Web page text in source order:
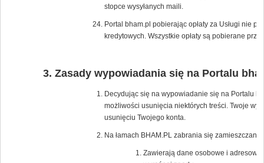
stopce wysyłanych maili.
Portal bham.pl pobierając opłaty za Usługi nie
kredytowych. Wszystkie opłaty są pobierane
Zasady wypowiadania się na Portalu
Decydując się na wypowiadanie się na Portalu
możliwości usunięcia niektórych treści. Twoje
usunięciu Twojego konta.
Na łamach BHAM.PL zabrania się
Zawierają dane osobowe i